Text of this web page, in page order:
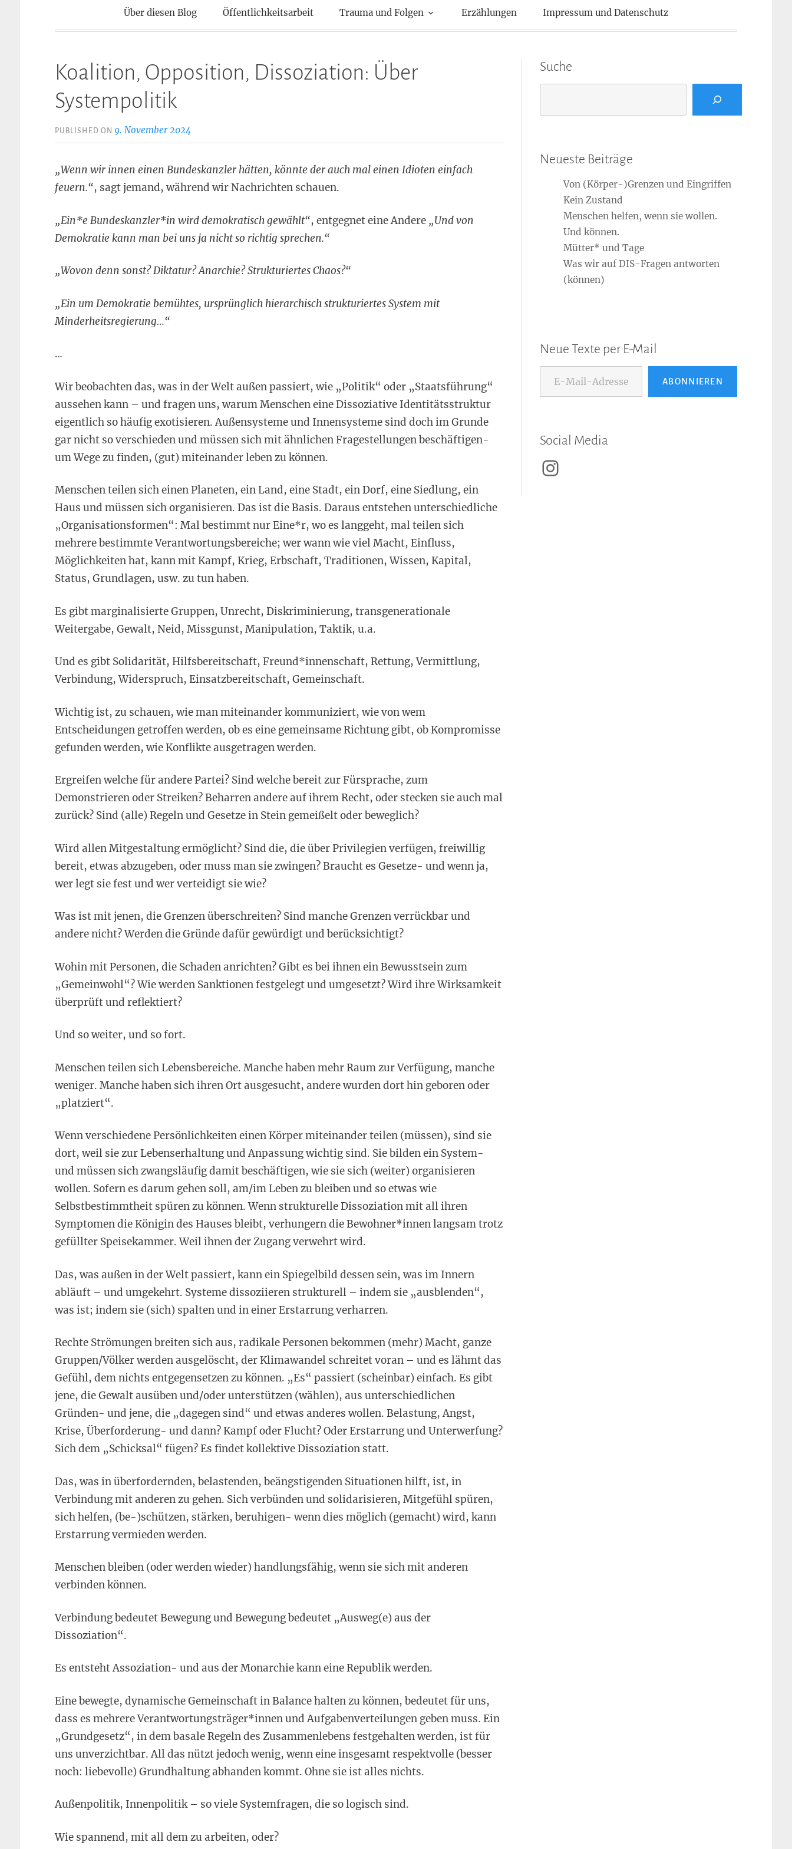
Kontaktpunkte
Über diesen Blog Öffentlichkeitsarbeit Trauma und Folgen Erzählungen Impressum und Datenschutz
Koalition, Opposition, Dissoziation: Über
Systempolitik
PUBLISHED ON 9. November 2024
„Wenn wir innen einen Bundeskanzler hätten, könnte der auch mal einen Idioten einfach
feuern.“, sagt jemand, während wir Nachrichten schauen.
„Ein*e Bundeskanzler*in wird demokratisch gewählt“, entgegnet eine Andere „Und von
Demokratie kann man bei uns ja nicht so richtig sprechen.“
„Wovon denn sonst? Diktatur? Anarchie? Strukturiertes Chaos?“
„Ein um Demokratie bemühtes, ursprünglich hierarchisch strukturiertes System mit
Minderheitsregierung…“
...
Wir beobachten das, was in der Welt außen passiert, wie „Politik“ oder „Staatsführung“
aussehen kann – und fragen uns, warum Menschen eine Dissoziative Identitätsstruktur
eigentlich so häufig exotisieren. Außensysteme und Innensysteme sind doch im Grunde
gar nicht so verschieden und müssen sich mit ähnlichen Fragestellungen beschäftigen-
um Wege zu finden, (gut) miteinander leben zu können.
Menschen teilen sich einen Planeten, ein Land, eine Stadt, ein Dorf, eine Siedlung, ein
Haus und müssen sich organisieren. Das ist die Basis. Daraus entstehen unterschiedliche
„Organisationsformen“: Mal bestimmt nur Eine*r, wo es langgeht, mal teilen sich
mehrere bestimmte Verantwortungsbereiche; wer wann wie viel Macht, Einfluss,
Möglichkeiten hat, kann mit Kampf, Krieg, Erbschaft, Traditionen, Wissen, Kapital,
Status, Grundlagen, usw. zu tun haben.
Es gibt marginalisierte Gruppen, Unrecht, Diskriminierung, transgenerationale
Weitergabe, Gewalt, Neid, Missgunst, Manipulation, Taktik, u.a.
Und es gibt Solidarität, Hilfsbereitschaft, Freund*innenschaft, Rettung, Vermittlung,
Verbindung, Widerspruch, Einsatzbereitschaft, Gemeinschaft.
Wichtig ist, zu schauen, wie man miteinander kommuniziert, wie von wem
Entscheidungen getroffen werden, ob es eine gemeinsame Richtung gibt, ob Kompromisse
gefunden werden, wie Konflikte ausgetragen werden.
Ergreifen welche für andere Partei? Sind welche bereit zur Fürsprache, zum
Demonstrieren oder Streiken? Beharren andere auf ihrem Recht, oder stecken sie auch mal
zurück? Sind (alle) Regeln und Gesetze in Stein gemeißelt oder beweglich?
Wird allen Mitgestaltung ermöglicht? Sind die, die über Privilegien verfügen, freiwillig
bereit, etwas abzugeben, oder muss man sie zwingen? Braucht es Gesetze- und wenn ja,
wer legt sie fest und wer verteidigt sie wie?
Was ist mit jenen, die Grenzen überschreiten? Sind manche Grenzen verrückbar und
andere nicht? Werden die Gründe dafür gewürdigt und berücksichtigt?
Wohin mit Personen, die Schaden anrichten? Gibt es bei ihnen ein Bewusstsein zum
„Gemeinwohl“? Wie werden Sanktionen festgelegt und umgesetzt? Wird ihre Wirksamkeit
überprüft und reflektiert?
Und so weiter, und so fort.
Menschen teilen sich Lebensbereiche. Manche haben mehr Raum zur Verfügung, manche
weniger. Manche haben sich ihren Ort ausgesucht, andere wurden dort hin geboren oder
„platziert“.
Wenn verschiedene Persönlichkeiten einen Körper miteinander teilen (müssen), sind sie
dort, weil sie zur Lebenserhaltung und Anpassung wichtig sind. Sie bilden ein System-
und müssen sich zwangsläufig damit beschäftigen, wie sie sich (weiter) organisieren
wollen. Sofern es darum gehen soll, am/im Leben zu bleiben und so etwas wie
Selbstbestimmtheit spüren zu können. Wenn strukturelle Dissoziation mit all ihren
Symptomen die Königin des Hauses bleibt, verhungern die Bewohner*innen langsam trotz
gefüllter Speisekammer. Weil ihnen der Zugang verwehrt wird.
Das, was außen in der Welt passiert, kann ein Spiegelbild dessen sein, was im Innern
abläuft – und umgekehrt. Systeme dissoziieren strukturell – indem sie „ausblenden“,
was ist; indem sie (sich) spalten und in einer Erstarrung verharren.
Rechte Strömungen breiten sich aus, radikale Personen bekommen (mehr) Macht, ganze
Gruppen/Völker werden ausgelöscht, der Klimawandel schreitet voran – und es lähmt das
Gefühl, dem nichts entgegensetzen zu können. „Es“ passiert (scheinbar) einfach. Es gibt
jene, die Gewalt ausüben und/oder unterstützen (wählen), aus unterschiedlichen
Gründen- und jene, die „dagegen sind“ und etwas anderes wollen. Belastung, Angst,
Krise, Überforderung- und dann? Kampf oder Flucht? Oder Erstarrung und Unterwerfung?
Sich dem „Schicksal“ fügen? Es findet kollektive Dissoziation statt.
Das, was in überfordernden, belastenden, beängstigenden Situationen hilft, ist, in
Verbindung mit anderen zu gehen. Sich verbünden und solidarisieren, Mitgefühl spüren,
sich helfen, (be-)schützen, stärken, beruhigen- wenn dies möglich (gemacht) wird, kann
Erstarrung vermieden werden.
Menschen bleiben (oder werden wieder) handlungsfähig, wenn sie sich mit anderen
verbinden können.
Verbindung bedeutet Bewegung und Bewegung bedeutet „Ausweg(e) aus der
Dissoziation“.
Es entsteht Assoziation- und aus der Monarchie kann eine Republik werden.
Eine bewegte, dynamische Gemeinschaft in Balance halten zu können, bedeutet für uns,
dass es mehrere Verantwortungsträger*innen und Aufgabenverteilungen geben muss. Ein
„Grundgesetz“, in dem basale Regeln des Zusammenlebens festgehalten werden, ist für
uns unverzichtbar. All das nützt jedoch wenig, wenn eine insgesamt respektvolle (besser
noch: liebevolle) Grundhaltung abhanden kommt. Ohne sie ist alles nichts.
Außenpolitik, Innenpolitik – so viele Systemfragen, die so logisch sind.
Wie spannend, mit all dem zu arbeiten, oder?
Suche
Neueste Beiträge
Von (Körper-)Grenzen und Eingriffen
Kein Zustand
Menschen helfen, wenn sie wollen.
Und können.
Mütter* und Tage
Was wir auf DIS-Fragen antworten
(können)
Neue Texte per E-Mail
E-Mail-Adresse...
ABONNIEREN
Social Media
Instagram